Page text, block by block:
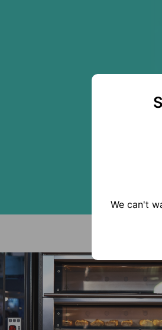
We can't